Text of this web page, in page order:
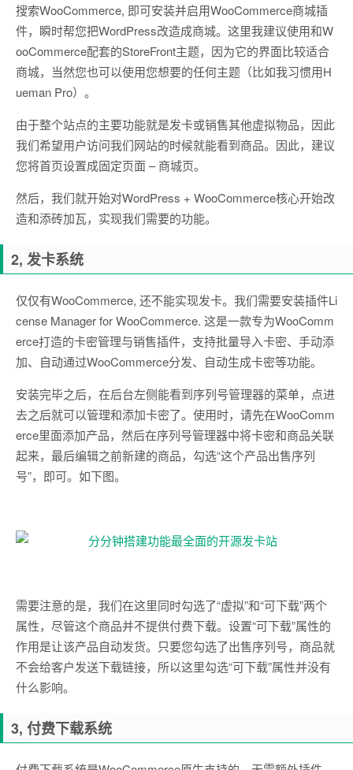
搜索WooCommerce, 即可安装并启用WooCommerce商城插
件，瞬时帮您把WordPress改造成商城。这里我建议使用和W
ooCommerce配套的StoreFront主题，因为它的界面比较适合
商城，当然您也可以使用您想要的任何主题（比如我习惯用H
ueman Pro）。
由于整个站点的主要功能就是发卡或销售其他虚拟物品，因此
我们希望用户访问我们网站的时候就能看到商品。因此，建议
您将首页设置成固定页面 – 商城页。
然后，我们就开始对WordPress + WooCommerce核心开始改
造和添砖加瓦，实现我们需要的功能。
2, 发卡系统
仅仅有WooCommerce, 还不能实现发卡。我们需要安装插件Li
cense Manager for WooCommerce. 这是一款专为WooComm
erce打造的卡密管理与销售插件，支持批量导入卡密、手动添
加、自动通过WooCommerce分发、自动生成卡密等功能。
安装完毕之后，在后台左侧能看到序列号管理器的菜单，点进
去之后就可以管理和添加卡密了。使用时，请先在WooComm
erce里面添加产品，然后在序列号管理器中将卡密和商品关联
起来，最后编辑之前新建的商品，勾选“这个产品出售序列
号”，即可。如下图。
需要注意的是，我们在这里同时勾选了“虚拟”和“可下载”两个
属性，尽管这个商品并不提供付费下载。设置“可下载”属性的
作用是让该产品自动发货。只要您勾选了出售序列号，商品就
不会给客户发送下载链接，所以这里勾选“可下载”属性并没有
什么影响。
3, 付费下载系统